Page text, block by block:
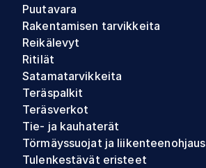
Puutavara
Rakentamisen tarvikkeita
Reikälevyt
Ritilät
Satamatarvikkeita
Teräspalkit
Teräsverkot
Tie- ja kauhaterät
Törmäyssuojat ja liikenteenohjaus
Tulenkestävät eristeet